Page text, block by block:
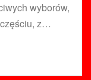
wyborów,
z…